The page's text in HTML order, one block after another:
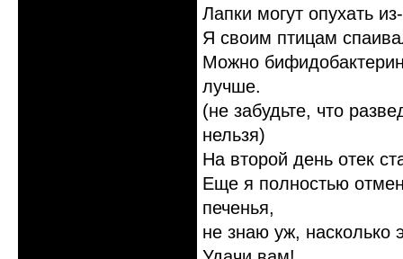
Лапки могут опухать
Я своим птицам
Можно
лучше.
(не забудьте, что
нельзя)
На второй день отек
Еще я полностью
печенья,
не знаю уж, насколько